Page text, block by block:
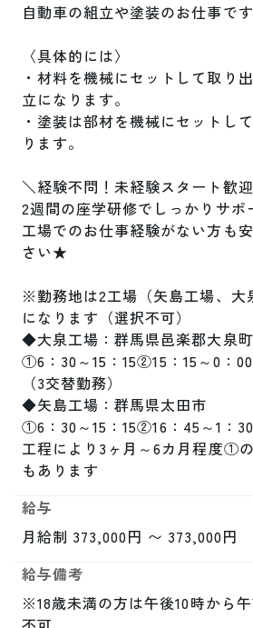
自動車の組立や塗装のお仕事です
〈具体的には〉
・材料を機械にセットして取り
立になります。
・塗装は部材を機械にセットし
ります。
＼経験不問！未経験スタート歓
2週間の座学研修でしっかりサポ
工場でのお仕事経験がない方も
さい★
※勤務地は2工場（矢島工場、大
になります（選択不可）
◆大泉工場：群馬県邑楽郡大泉町
①6：30～15：15②15：15～0：
（3交替勤務）
◆矢島工場：群馬県太田市
①6：30～15：15②16：45～1：30
工程により3ヶ月～6カ月程度①
もあります
給与
月給制 373,000円 〜 373,000円
給与備考
※18歳未満の方は午後10時から